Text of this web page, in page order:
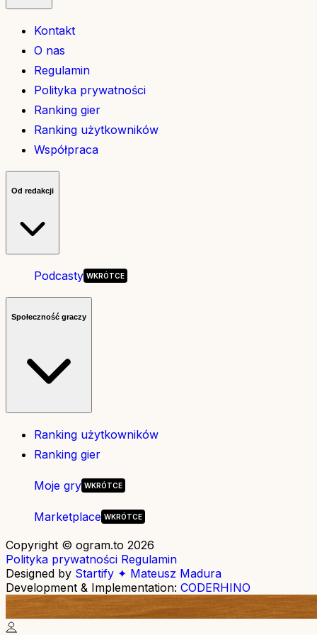
Kontakt
O nas
Regulamin
Polityka prywatności
Ranking gier
Ranking użytkowników
Współpraca
Od redakcji
Podcasty
Społeczność graczy
Ranking użytkowników
Ranking gier
Moje gry
Marketplace
Copyright © ogram.to 2026
Polityka prywatności Regulamin
Designed by Startify ✦ Mateusz Madura
Development & Implementation: CODERHINO